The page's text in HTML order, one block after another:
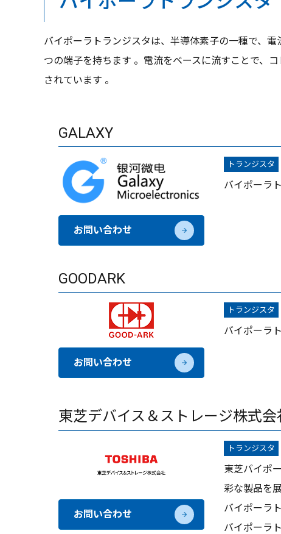
バイポーラトランジスタは、半導体素子の一種で、
つの端子を持ちます 。電流をベースに流すことで、
されています 。
GALAXY
お問い合わせ
トランジスタ
バイポーラ
GOODARK
お問い合わせ
トランジスタ
バイポーラ
東芝デバイス＆ストレージ株式会
お問い合わせ
トランジスタ
東芝バイポ
彩な製品を
バイポーラ
バイポーラ